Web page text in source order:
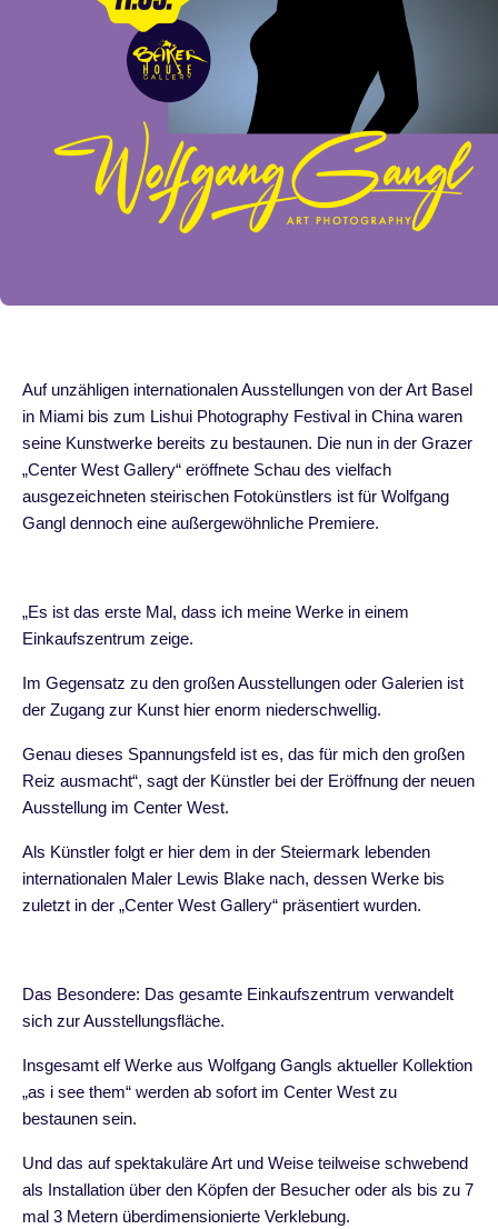
Auf unzähligen internationalen Ausstellungen von der Art Basel
in Miami bis zum Lishui Photography Festival in China waren
seine Kunstwerke bereits zu bestaunen. Die nun in der Grazer
„Center West Gallery“ eröffnete Schau des vielfach
ausgezeichneten steirischen Fotokünstlers ist für Wolfgang
Gangl dennoch eine außergewöhnliche Premiere.
„Es ist das erste Mal, dass ich meine Werke in einem
Einkaufszentrum zeige.
Im Gegensatz zu den großen Ausstellungen oder Galerien ist
der Zugang zur Kunst hier enorm niederschwellig.
Genau dieses Spannungsfeld ist es, das für mich den großen
Reiz ausmacht“, sagt der Künstler bei der Eröffnung der neuen
Ausstellung im Center West.
Als Künstler folgt er hier dem in der Steiermark lebenden
internationalen Maler Lewis Blake nach, dessen Werke bis
zuletzt in der „Center West Gallery“ präsentiert wurden.
Das Besondere: Das gesamte Einkaufszentrum verwandelt
sich zur Ausstellungsfläche.
Insgesamt elf Werke aus Wolfgang Gangls aktueller Kollektion
„as i see them“ werden ab sofort im Center West zu
bestaunen sein.
Und das auf spektakuläre Art und Weise teilweise schwebend
als Installation über den Köpfen der Besucher oder als bis zu 7
mal 3 Metern überdimensionierte Verklebung.